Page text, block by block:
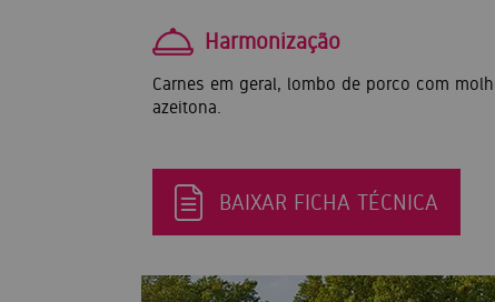
Harmonização
Carnes em geral, lombo de porco com
azeitona.
BAIXAR FICHA TÉCNICA